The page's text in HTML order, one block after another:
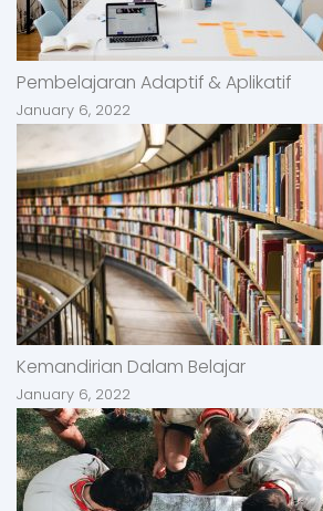
Pembelajaran Adaptif & Aplikatif
January 6, 2022
Kemandirian Dalam Belajar
January 6, 2022